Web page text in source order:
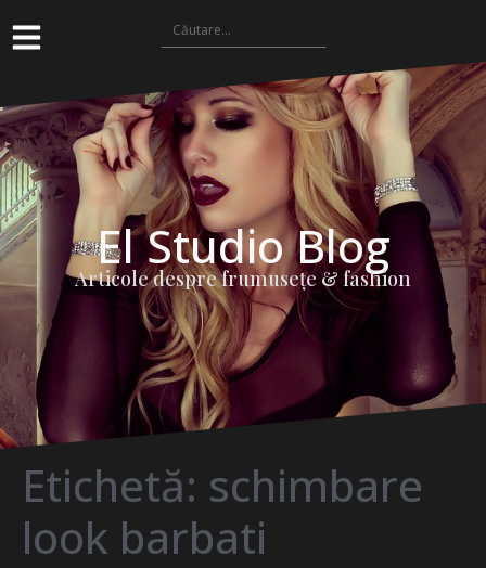
El Studio Blog
Articole despre frumuseţe & fashion
Etichetă: schimbare
look barbati